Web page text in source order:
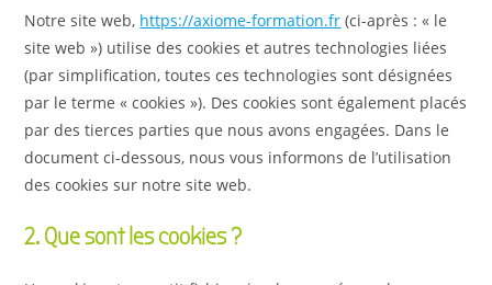
Notre site web, https://axiome-formation.fr (ci-après : « le
site web ») utilise des cookies et autres technologies liées
(par simplification, toutes ces technologies sont désignées
par le terme « cookies »). Des cookies sont également placés
par des tierces parties que nous avons engagées. Dans le
document ci-dessous, nous vous informons de l’utilisation
des cookies sur notre site web.
2. Que sont les cookies ?